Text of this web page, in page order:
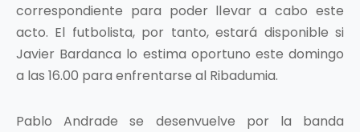
correspondiente para poder llevar a cabo este
acto. El futbolista, por tanto, estará disponible si
Javier Bardanca lo estima oportuno este domingo
a las 16.00 para enfrentarse al Ribadumia.
Pablo Andrade se desenvuelve por la banda